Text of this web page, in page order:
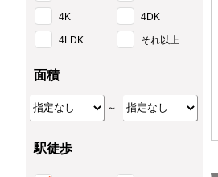
4K 4DK
4LDK それ以上
面積
～
駅徒歩